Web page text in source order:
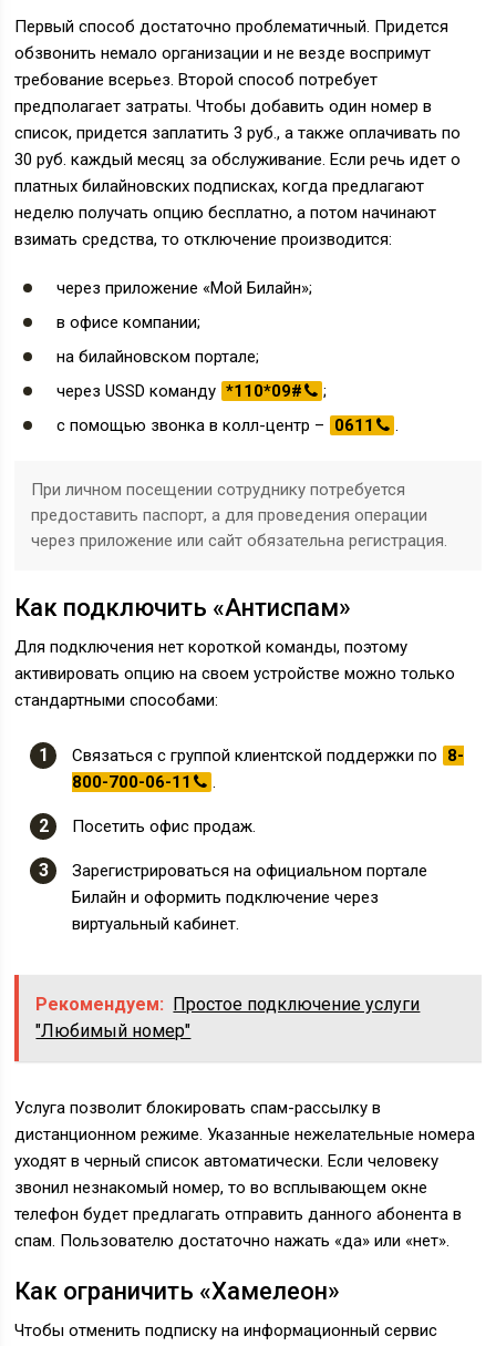
Первый способ достаточно проблематичный. Придется
обзвонить немало организации и не везде воспримут
требование всерьез. Второй способ потребует
предполагает затраты. Чтобы добавить один номер в
список, придется заплатить 3 руб., а также оплачивать по
30 руб. каждый месяц за обслуживание. Если речь идет о
платных билайновских подписках, когда предлагают
неделю получать опцию бесплатно, а потом начинают
взимать средства, то отключение производится:
через приложение «Мой Билайн»;
в офисе компании;
на билайновском портале;
через USSD команду *110*09#
;
с помощью звонка в колл-центр –
0611 .
При личном посещении сотруднику потребуется
предоставить паспорт, а для проведения операции
через приложение или сайт обязательна регистрация.
Как подключить «Антиспам»
Для подключения нет короткой команды, поэтому
активировать опцию на своем устройстве можно только
стандартными способами:
Связаться с группой клиентской поддержки по
8-
800-700-06-11
.
Посетить офис продаж.
Зарегистрироваться на официальном портале
Билайн и оформить подключение через
виртуальный кабинет.
Рекомендуем: Простое подключение услуги
"Любимый номер"
Услуга позволит блокировать спам-рассылку в
дистанционном режиме. Указанные нежелательные номера
уходят в черный список автоматически. Если человеку
звонил незнакомый номер, то во всплывающем окне
телефон будет предлагать отправить данного абонента в
спам. Пользователю достаточно нажать «да» или «нет».
Как ограничить «Хамелеон»
Чтобы отменить подписку на информационный сервис